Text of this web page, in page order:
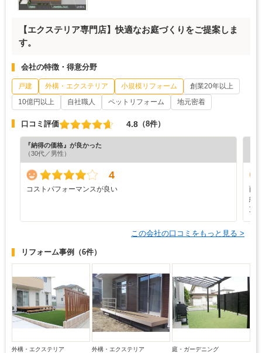
【エクステリア専門店】快適なお庭づくりをご提案しま
す。
会社の特徴・得意分野
戸建 外構・エクステリア 小規模リフォーム
創業20年以上
10億円以上
自社職人 ペットリフォーム 地元密着
口コミ評価 4.8 （8件）
『納得の価格』が良かった
（30代／男性）
4
コストパフォーマンスが良い
雨
納
支
この会社の口コミをもっと見る >
リフォーム事例 （6件）
外構・エクステリア
外構・エクステリア
庭・ガーデニング